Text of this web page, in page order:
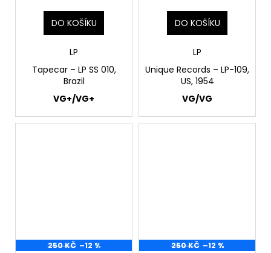
DO KOŠÍKU
LP
Tapecar ‎– LP SS 010,
Brazil
VG+/VG+
DO KOŠÍKU
LP
Unique Records ‎– LP-109,
US, 1954
VG/VG
250 KČ –12 % 250 KČ –12 %